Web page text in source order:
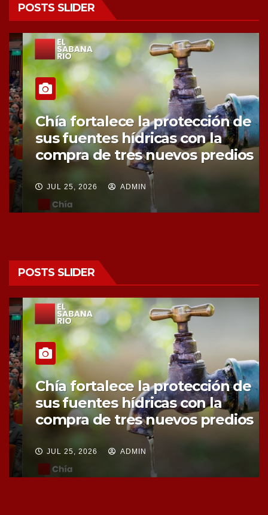
POSTS SLIDER
Chía fortalece la protección de
sus fuentes hídricas con la
compra de tres nuevos predios
JUL 25, 2026 ADMIN
POSTS SLIDER
Chía fortalece la protección de
sus fuentes hídricas con la
compra de tres nuevos predios
JUL 25, 2026 ADMIN